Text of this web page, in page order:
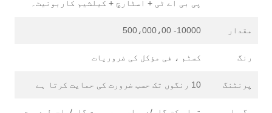
پی بی اے ٹی + اسٹارچ + کیلشیم کاربونیٹ۔
مقدار 10000- 500،000،00
رنگ کسٹم ، فی مؤکل کی ضروریات
پرنٹنگ 10 رنگوں تک حسب ضرورت کی حمایت کرتا ہے